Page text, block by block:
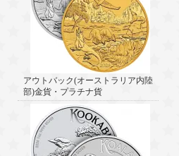
アウトバック(オーストラリア内陸
部)金貨・プラチナ貨